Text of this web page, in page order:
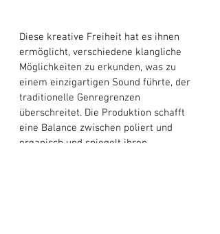
Diese kreative Freiheit hat es ihnen
ermöglicht, verschiedene klangliche
Möglichkeiten zu erkunden, was zu
einem einzigartigen Sound führte, der
traditionelle Genregrenzen
überschreitet. Die Produktion schafft
eine Balance zwischen poliert und
organisch und spiegelt ihren